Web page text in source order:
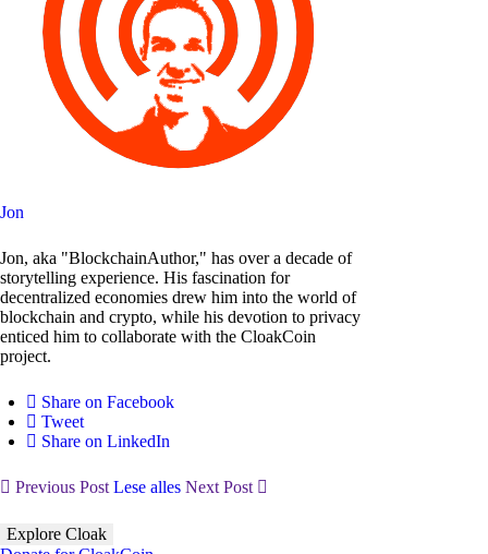
Jon
Jon, aka "BlockchainAuthor," has over a decade of
storytelling experience. His fascination for
decentralized economies drew him into the world of
blockchain and crypto, while his devotion to privacy
enticed him to collaborate with the CloakCoin
project.
Share on Facebook
Tweet
Share on LinkedIn
Previous Post Lese alles Next Post
Explore Cloak